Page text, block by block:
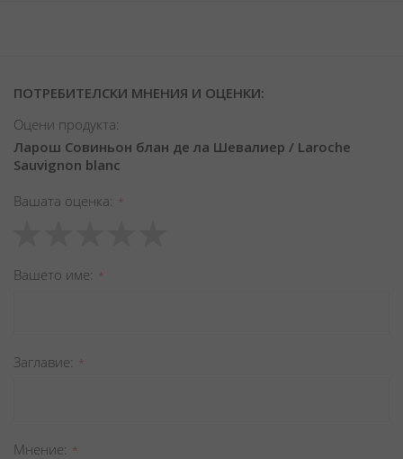
ПОТРЕБИТЕЛСКИ МНЕНИЯ И ОЦЕНКИ:
Оцени продукта:
Ларош Совиньон блан де ла Шевaлиер / Laroche
Sauvignon blanc
Вашата оценка
star
stars
stars
stars
stars
Вашето име
Заглавиe
Мнение